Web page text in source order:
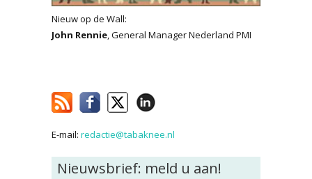
Nieuw op de Wall:
John Rennie, General Manager Nederland PMI
E-mail: redactie@tabaknee.nl
Nieuwsbrief: meld u aan!